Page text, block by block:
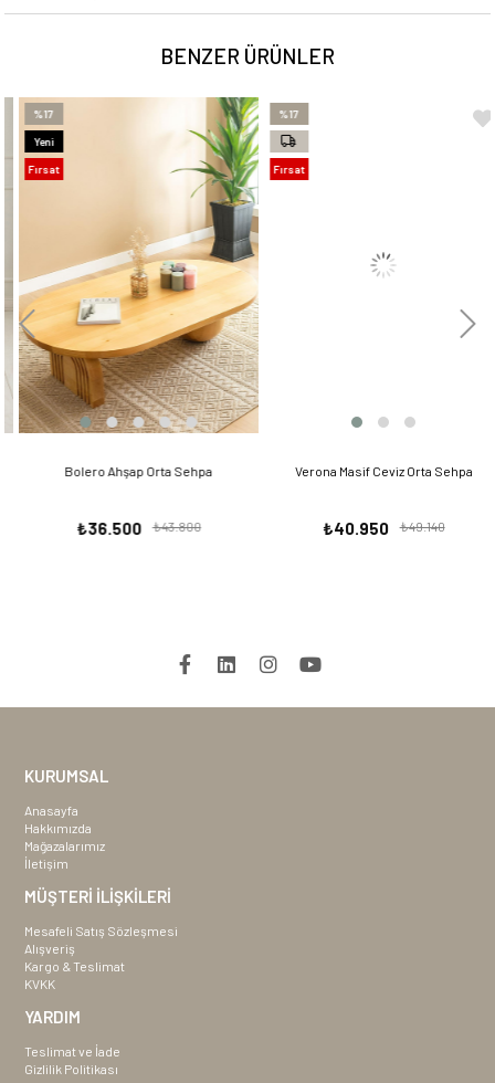
BENZER ÜRÜNLER
Bolero Ahşap Orta Sehpa
₺36.500 ₺43.800
%17
Yeni
Ürün
Fırsat
Verona Masif Ceviz Orta Sehpa
₺40.950 ₺49.140
%17
Fırsat
KURUMSAL
Anasayfa
Hakkımızda
Mağazalarımız
İletişim
MÜŞTERİ İLİŞKİLERİ
Mesafeli Satış Sözleşmesi
Alışveriş
Kargo & Teslimat
KVKK
YARDIM
Teslimat ve İade
Gizlilik Politikası